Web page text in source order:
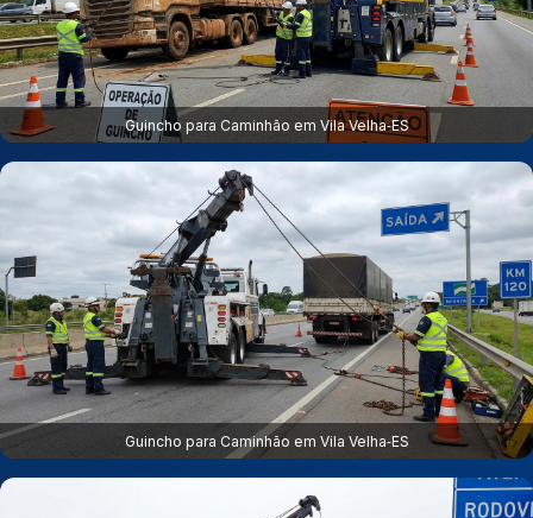
Guincho para Caminhão em Vila Velha‑ES
Guincho para Caminhão em Vila Velha‑ES